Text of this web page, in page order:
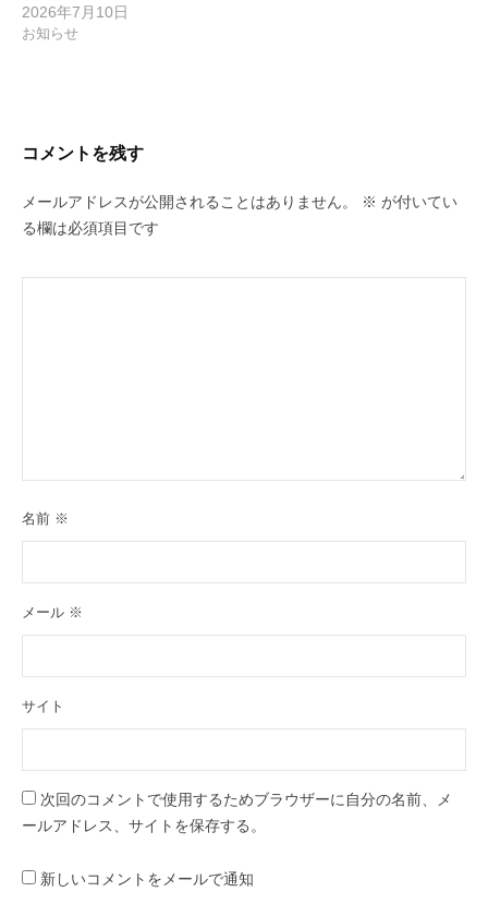
2026年7月10日
お知らせ
コメントを残す
メールアドレスが公開されることはありません。 ※ が付いてい
る欄は必須項目です
名前 ※
メール ※
サイト
次回のコメントで使用するためブラウザーに自分の名前、メ
ールアドレス、サイトを保存する。
新しいコメントをメールで通知